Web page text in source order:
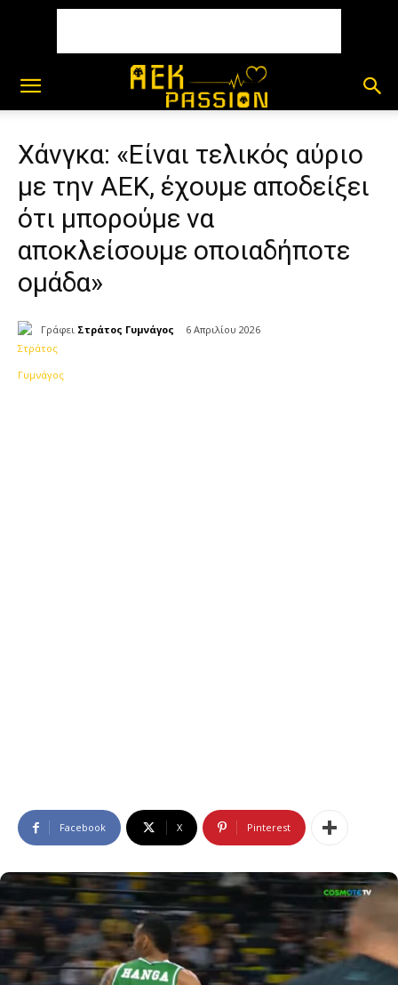
Χάνγκα: «Είναι τελικός αύριο
με την ΑΕΚ, έχουμε αποδείξει
ότι μπορούμε να
αποκλείσουμε οποιαδήποτε
ομάδα»
Γράφει Στράτος Γυμνάγος 6 Απριλίου 2026
Facebook X Pinterest